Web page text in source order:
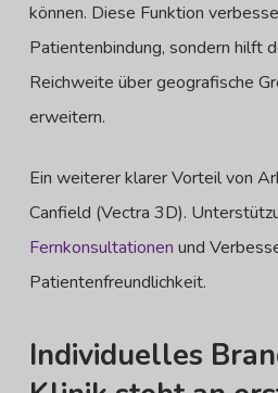
können. Diese Funktion
Patientenbindung, sondern hilft
Reichweite über geografische
erweitern.
Ein weiterer klarer Vorteil von
Canfield (Vectra 3D).
Fernkonsultationen und
Patientenfreundlichkeit.
Individuelles